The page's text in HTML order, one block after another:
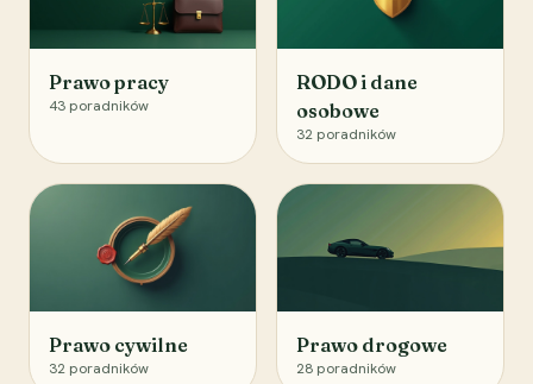
Prawo pracy
43 poradników
RODO i dane
osobowe
32 poradników
Prawo cywilne
32 poradników
Prawo drogowe
28 poradników